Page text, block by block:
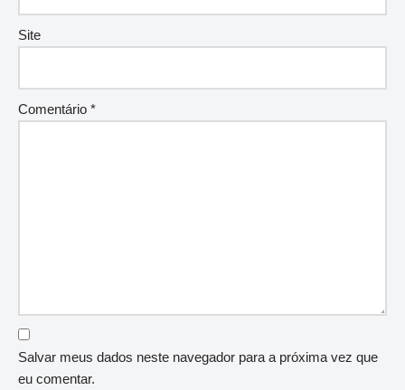
Site
Comentário *
Salvar meus dados neste navegador para a próxima vez que
eu comentar.